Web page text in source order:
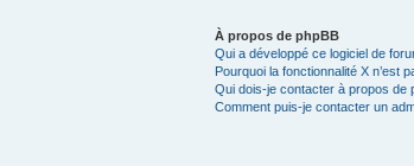
À propos de phpBB
Qui a développé ce logiciel de
Pourquoi la fonctionnalité X n’est
Qui dois-je contacter à propos de
Comment puis-je contacter un